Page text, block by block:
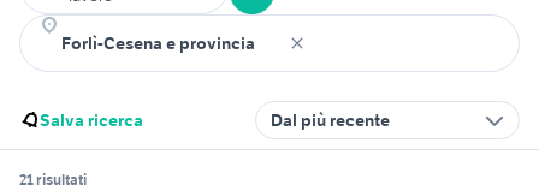
Salva ricerca Dal più recente
21 risultati